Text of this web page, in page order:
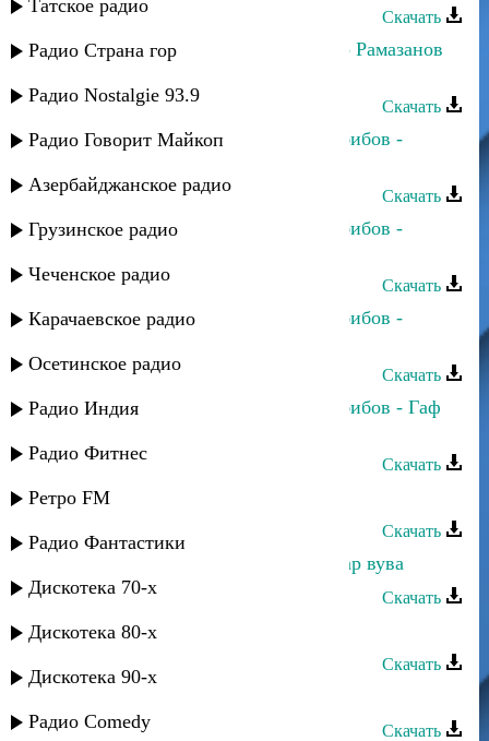
Татское радио
Радио Страна гор
Радио Nostalgie 93.9
Радио Говорит Майкоп
Азербайджанское радио
Грузинское радио
Чеченское радио
Карачаевское радио
Осетинское радио
Радио Индия
Радио Фитнес
Ретро FM
Радио Фантастики
Дискотека 70-х
Дискотека 80-х
Дискотека 90-х
Радио Comedy
Скачать
Динара Гасанова и Магомед-Закир Рамазанов
Скачать
Динара Гасанова и Джамбулат Хабибов -
Скачать
Динара Гасанова и Джамбулат Хабибов -
Скачать
Динара Гасанова и Джамбулат Хабибов -
Скачать
Динара Гасанова и Джамбулат Хабибов - Гаф
Скачать
Аминат Махаева - Народная
Скачать
Динара Гасанова - Кюкдириз ухшар вува
Скачать
Динара Гасанова - Дада
Скачать
Скачать